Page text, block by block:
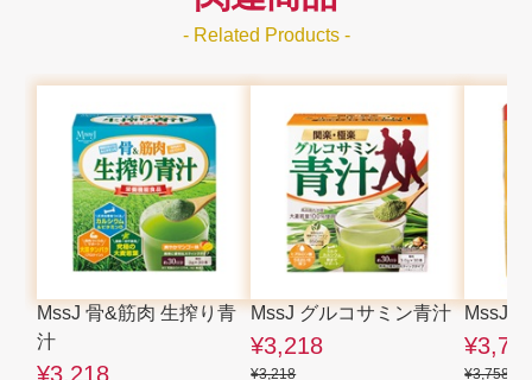
- Related Products -
MssJ 骨&筋肉 生搾り青
汁
¥3,218
MssJ グルコサミン青汁
¥3,218
¥3,218
MssJ
¥3,758